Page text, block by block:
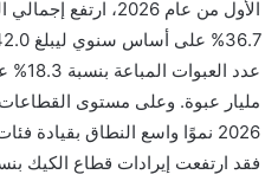
الأول من عام 2026،
مليار عبوة. وعلى مستوى
2026 نموًا واسع النطاق بقيادة